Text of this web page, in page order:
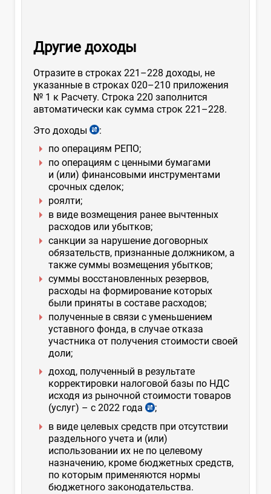
Другие доходы
Отразите в строках 221–228 доходы, не
указанные в строках 020–210 приложения
№ 1 к Расчету. Строка 220 заполнится
автоматически как сумма строк 221–228.
Это доходы
:
по операциям РЕПО;
по операциям с ценными бумагами
и (или) финансовыми инструментами
срочных сделок;
роялти;
в виде возмещения ранее вычтенных
расходов или убытков;
санкции за нарушение договорных
обязательств, признанные должником, а
также суммы возмещения убытков;
суммы восстановленных резервов,
расходы на формирование которых
были приняты в составе расходов;
полученные в связи с уменьшением
уставного фонда, в случае отказа
участника от получения стоимости своей
доли;
доход, полученный в результате
корректировки налоговой базы по НДС
исходя из рыночной стоимости товаров
(услуг) – с 2022 года
;
в виде целевых средств при отсутствии
раздельного учета и (или)
использовании их не по целевому
назначению, кроме бюджетных средств,
по которым применяются нормы
бюджетного законодательства.